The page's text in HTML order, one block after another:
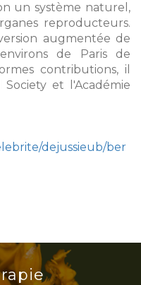
un système naturel,
reproducteurs.
augmentée de
de Paris de
contributions, il
et l'Académie
dejussieub/ber